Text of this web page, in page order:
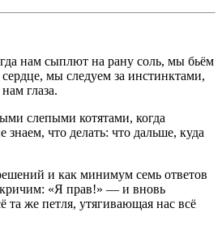
нам сыплют на рану соль, мы бьём
мы следуем за инстинктами,
глаза.
слепыми котятами, когда
знаем, что делать: что дальше, куда
и как минимум семь ответов
кричим: «Я прав!» — и вновь
та же петля, утягивающая нас всё